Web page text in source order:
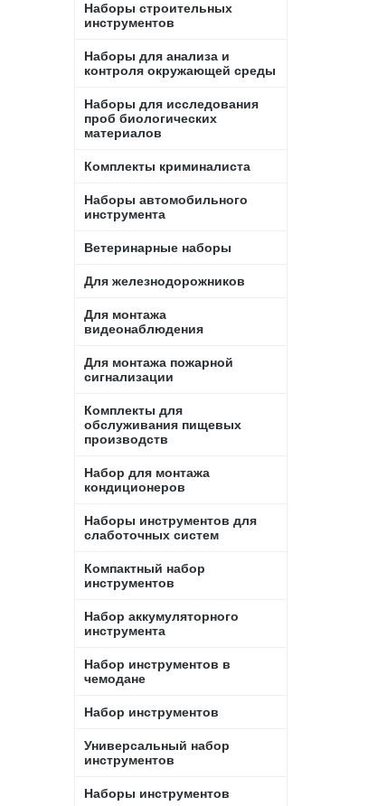
Наборы строительных
инструментов
Наборы для анализа и
контроля окружающей среды
Наборы для исследования
проб биологических
материалов
Комплекты криминалиста
Наборы автомобильного
инструмента
Ветеринарные наборы
Для железнодорожников
Для монтажа
видеонаблюдения
Для монтажа пожарной
сигнализации
Комплекты для
обслуживания пищевых
производств
Набор для монтажа
кондиционеров
Наборы инструментов для
слаботочных систем
Компактный набор
инструментов
Набор аккумуляторного
инструмента
Набор инструментов в
чемодане
Набор инструментов
Универсальный набор
инструментов
Наборы инструментов